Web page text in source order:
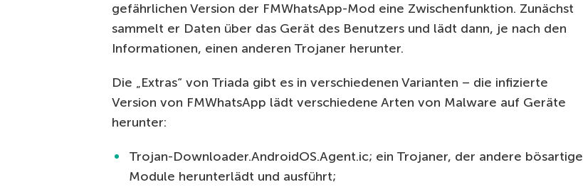
gefährlichen Version der FMWhatsApp-Mod eine Zwischenfunktion. Zunächst
sammelt er Daten über das Gerät des Benutzers und lädt dann, je nach den
Informationen, einen anderen Trojaner herunter.
Die „Extras“ von Triada gibt es in verschiedenen Varianten – die infizierte
Version von FMWhatsApp lädt verschiedene Arten von Malware auf Geräte
herunter:
Trojan-Downloader.AndroidOS.Agent.ic; ein Trojaner, der andere bösartige
Module herunterlädt und ausführt;